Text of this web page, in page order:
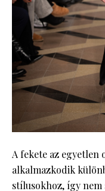
A fekete az egyetlen
alkalmazkodik
stílusokhoz, így